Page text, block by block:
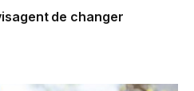
de changer